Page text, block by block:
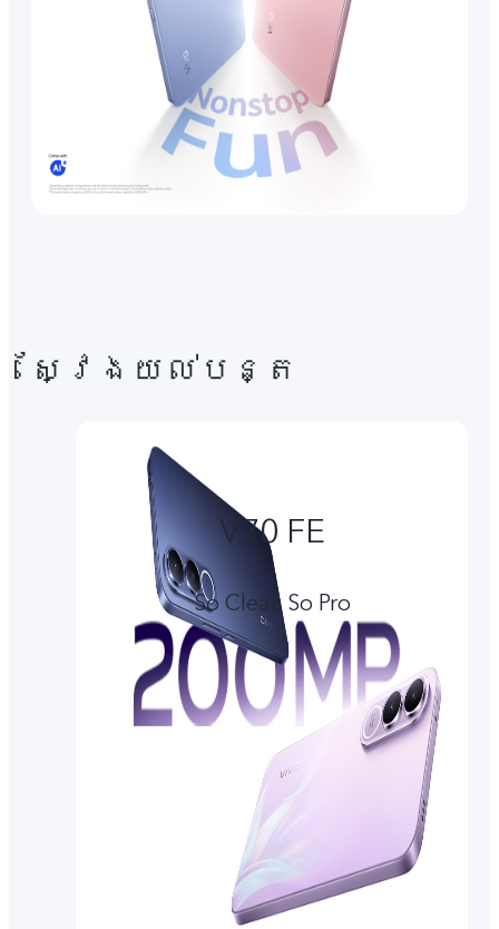
ស្វែងយល់បន្ត
V70 FE
So Clear, So Pro